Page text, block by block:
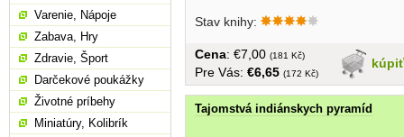
Stav knihy:
kúpiť
Cena: €7,00 (181 Kč)
Pre Vás: €6,65 (172 Kč)
Tajomstvá indiánskych pyramíd
Varenie, Nápoje
Zabava, Hry
Zdravie, Šport
Darčekové poukážky
Životné príbehy
Miniatúry, Kolibrík